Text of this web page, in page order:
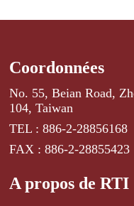
Coordonnées
No. 55, Beian Road,
104, Taiwan
TEL : 886-2-28856168
FAX : 886-2-28855423
A propos de RTI